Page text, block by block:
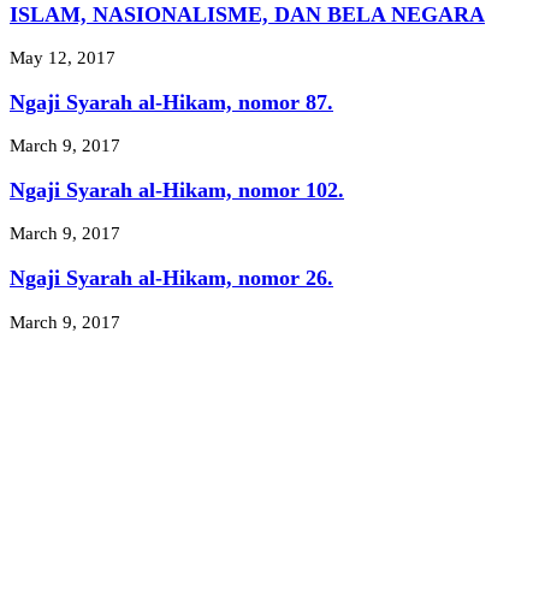
ISLAM, NASIONALISME, DAN BELA NEGARA
May 12, 2017
Ngaji Syarah al-Hikam, nomor 87.
March 9, 2017
Ngaji Syarah al-Hikam, nomor 102.
March 9, 2017
Ngaji Syarah al-Hikam, nomor 26.
March 9, 2017